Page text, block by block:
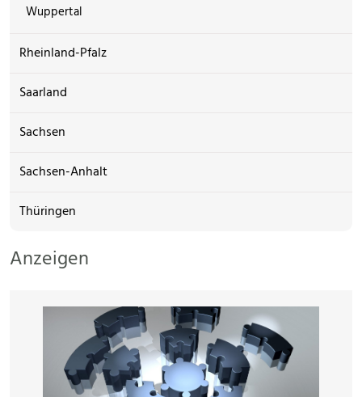
Wuppertal
Rheinland-Pfalz
Saarland
Sachsen
Sachsen-Anhalt
Thüringen
Anzeigen